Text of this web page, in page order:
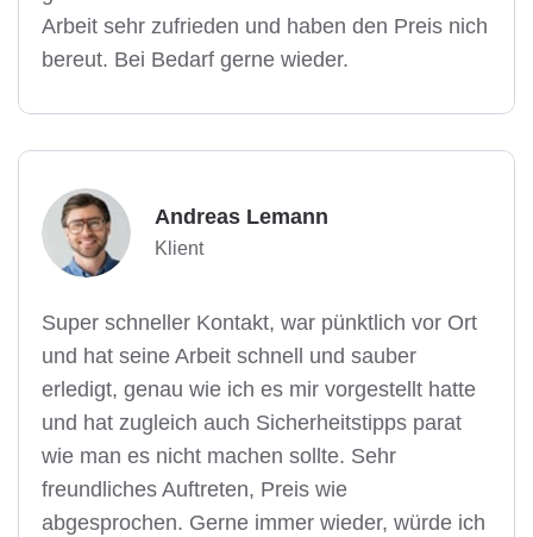
Arbeit sehr zufrieden und haben den Preis nich
bereut. Bei Bedarf gerne wieder.
Andreas Lemann
Klient
Super schneller Kontakt, war pünktlich vor Ort
und hat seine Arbeit schnell und sauber
erledigt, genau wie ich es mir vorgestellt hatte
und hat zugleich auch Sicherheitstipps parat
wie man es nicht machen sollte. Sehr
freundliches Auftreten, Preis wie
abgesprochen. Gerne immer wieder, würde ich